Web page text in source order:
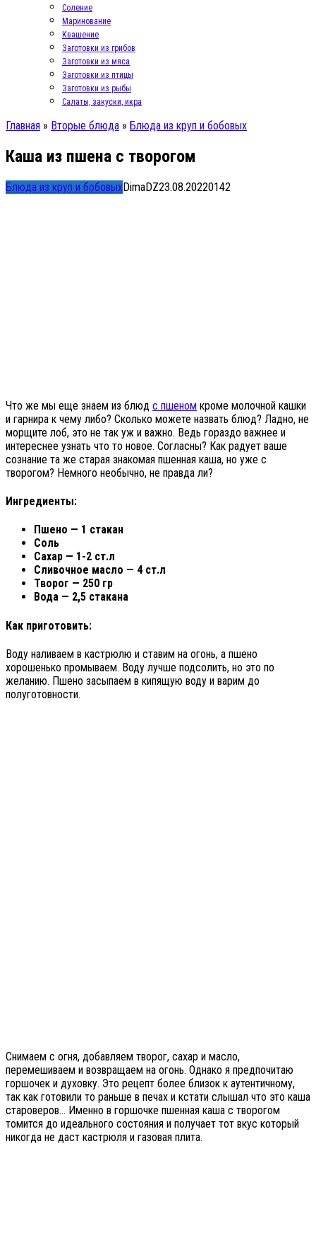
Соление
Маринование
Квашение
Заготовки из грибов
Заготовки из мяса
Заготовки из птицы
Заготовки из рыбы
Салаты, закуски, икра
Главная » Вторые блюда » Блюда из круп и бобовых
Каша из пшена с творогом
Блюда из круп и бобовыхDimaDZ23.08.20220142
Что же мы еще знаем из блюд с пшеном кроме молочной кашки
и гарнира к чему либо? Сколько можете назвать блюд? Ладно, не
морщите лоб, это не так уж и важно. Ведь гораздо важнее и
интереснее узнать что то новое. Согласны? Как радует ваше
сознание та же старая знакомая пшенная каша, но уже с
творогом? Немного необычно, не правда ли?
Ингредиенты:
Пшено — 1 стакан
Соль
Сахар — 1-2 ст.л
Сливочное масло — 4 ст.л
Творог — 250 гр
Вода — 2,5 стакана
Как приготовить:
Воду наливаем в кастрюлю и ставим на огонь, а пшено
хорошенько промываем. Воду лучше подсолить, но это по
желанию. Пшено засыпаем в кипящую воду и варим до
полуготовности.
Снимаем с огня, добавляем творог, сахар и масло,
перемешиваем и возвращаем на огонь. Однако я предпочитаю
горшочек и духовку. Это рецепт более близок к аутентичному,
так как готовили то раньше в печах и кстати слышал что это каша
староверов… Именно в горшочке пшенная каша с творогом
томится до идеального состояния и получает тот вкус который
никогда не даст кастрюля и газовая плита.